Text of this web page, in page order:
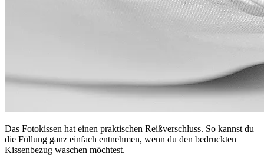
Das Fotokissen hat einen praktischen Reißverschluss. So kannst du
die Füllung ganz einfach entnehmen, wenn du den bedruckten
Kissenbezug waschen möchtest.